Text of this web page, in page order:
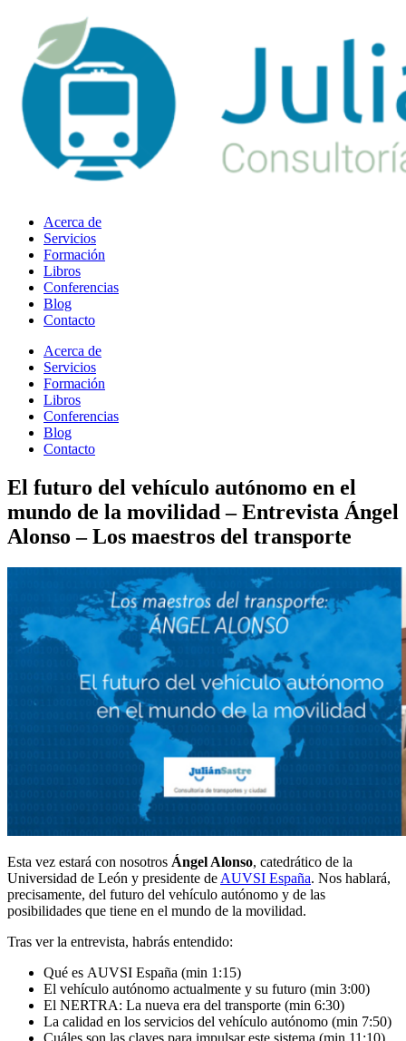
contenido
Acerca de
Servicios
Formación
Libros
Conferencias
Blog
Contacto
Acerca de
Servicios
Formación
Libros
Conferencias
Blog
Contacto
El futuro del vehículo autónomo en el
mundo de la movilidad – Entrevista Ángel
Alonso – Los maestros del transporte
Esta vez estará con nosotros Ángel Alonso, catedrático de la
Universidad de León y presidente de AUVSI España. Nos hablará,
precisamente, del futuro del vehículo autónomo y de las
posibilidades que tiene en el mundo de la movilidad.
Tras ver la entrevista, habrás entendido:
Qué es AUVSI España (min 1:15)
El vehículo autónomo actualmente y su futuro (min 3:00)
El NERTRA: La nueva era del transporte (min 6:30)
La calidad en los servicios del vehículo autónomo (min 7:50)
Cuáles son las claves para impulsar este sistema (min 11:10)